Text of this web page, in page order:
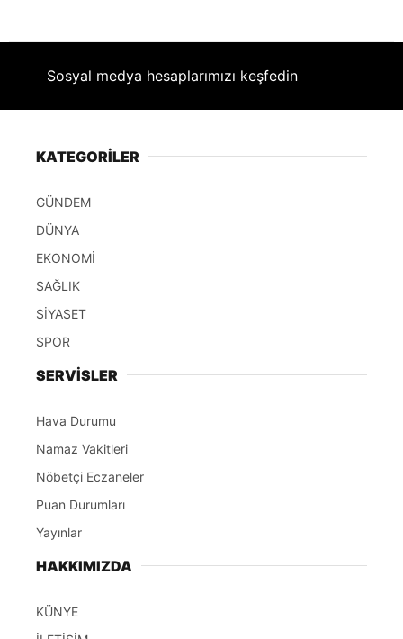
Sosyal medya hesaplarımızı keşfedin
KATEGORİLER
GÜNDEM
DÜNYA
EKONOMİ
SAĞLIK
SİYASET
SPOR
SERVİSLER
Hava Durumu
Namaz Vakitleri
Nöbetçi Eczaneler
Puan Durumları
Yayınlar
HAKKIMIZDA
KÜNYE